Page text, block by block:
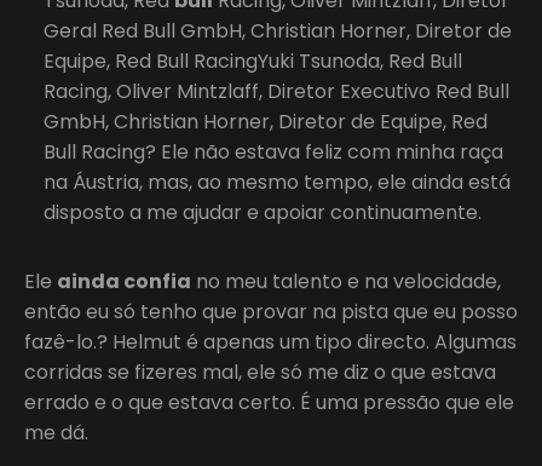
Geral Red Bull GmbH, Christian Horner, Diretor de
Equipe, Red Bull RacingYuki Tsunoda, Red Bull
Racing, Oliver Mintzlaff, Diretor Executivo Red Bull
GmbH, Christian Horner, Diretor de Equipe, Red
Bull Racing? Ele não estava feliz com minha raça
na Áustria, mas, ao mesmo tempo, ele ainda está
disposto a me ajudar e apoiar continuamente.
Ele ainda confia no meu talento e na velocidade,
então eu só tenho que provar na pista que eu posso
fazê-lo.? Helmut é apenas um tipo directo. Algumas
corridas se fizeres mal, ele só me diz o que estava
errado e o que estava certo. É uma pressão que ele
me dá.